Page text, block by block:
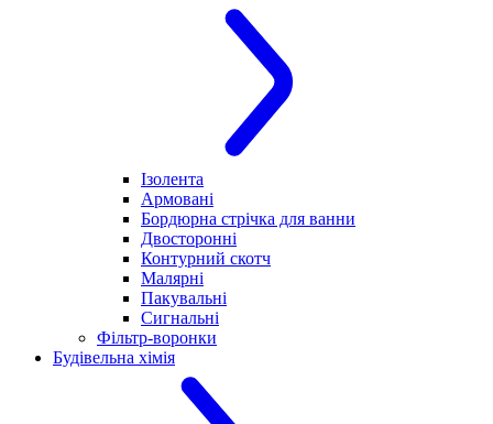
Ізолента
Армовані
Бордюрна стрічка для ванни
Двосторонні
Контурний скотч
Малярні
Пакувальні
Сигнальні
Фільтр-воронки
Будівельна хімія